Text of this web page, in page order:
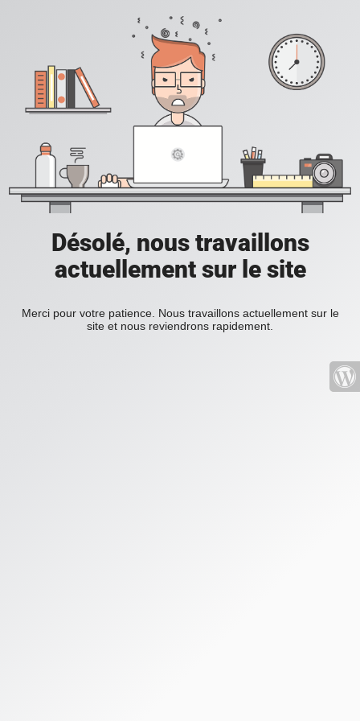
Désolé, nous travaillons
actuellement sur le site
Merci pour votre patience. Nous travaillons actuellement sur le
site et nous reviendrons rapidement.